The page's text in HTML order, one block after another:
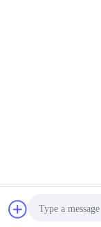
メッセージ